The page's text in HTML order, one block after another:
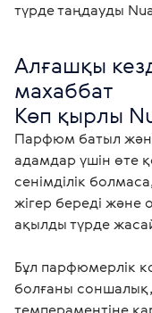
түрде таңдауды
Алғашқы
махаббат
Көп қырлы
Парфюм батыл
адамдар үшін өте
сенімділік
жігер береді және
ақылды түрде
Бұл парфюмерлік
болғаны